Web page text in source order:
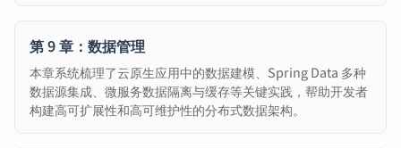
第 9 章：数据管理
本章系统梳理了云原生应用中的数据建模、Spring Data 多种
数据源集成、微服务数据隔离与缓存等关键实践，帮助开发者
构建高可扩展性和高可维护性的分布式数据架构。